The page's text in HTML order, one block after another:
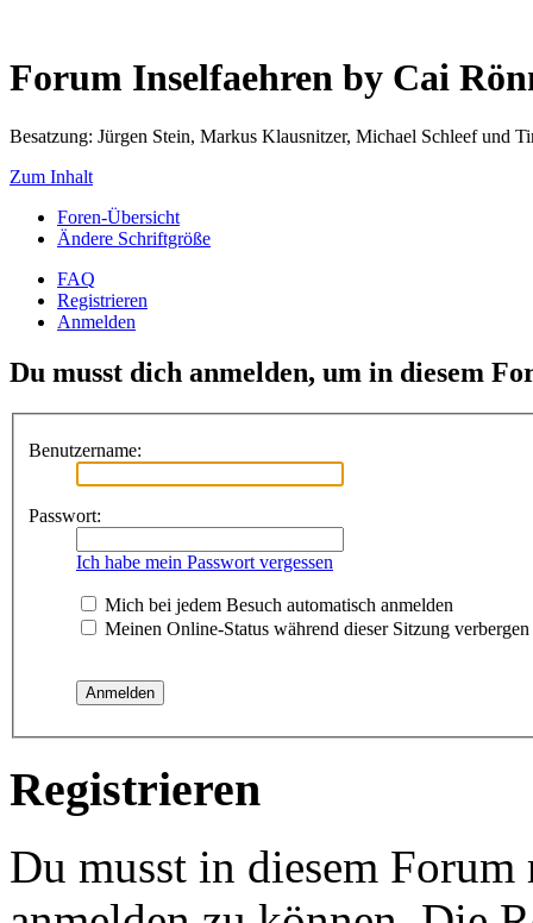
Forum Inselfaehren by Cai
Besatzung: Jürgen Stein, Markus Klausnitzer, Michael Schleef und
Zum Inhalt
Foren-Übersicht
Ändere Schriftgröße
FAQ
Registrieren
Anmelden
Du musst dich anmelden, um in diesem
Benutzername:
Passwort:
Ich habe mein Passwort vergessen
Mich bei jedem Besuch automatisch anmelden
Meinen Online-Status während dieser Sitzung verbergen
Registrieren
Du musst in diesem